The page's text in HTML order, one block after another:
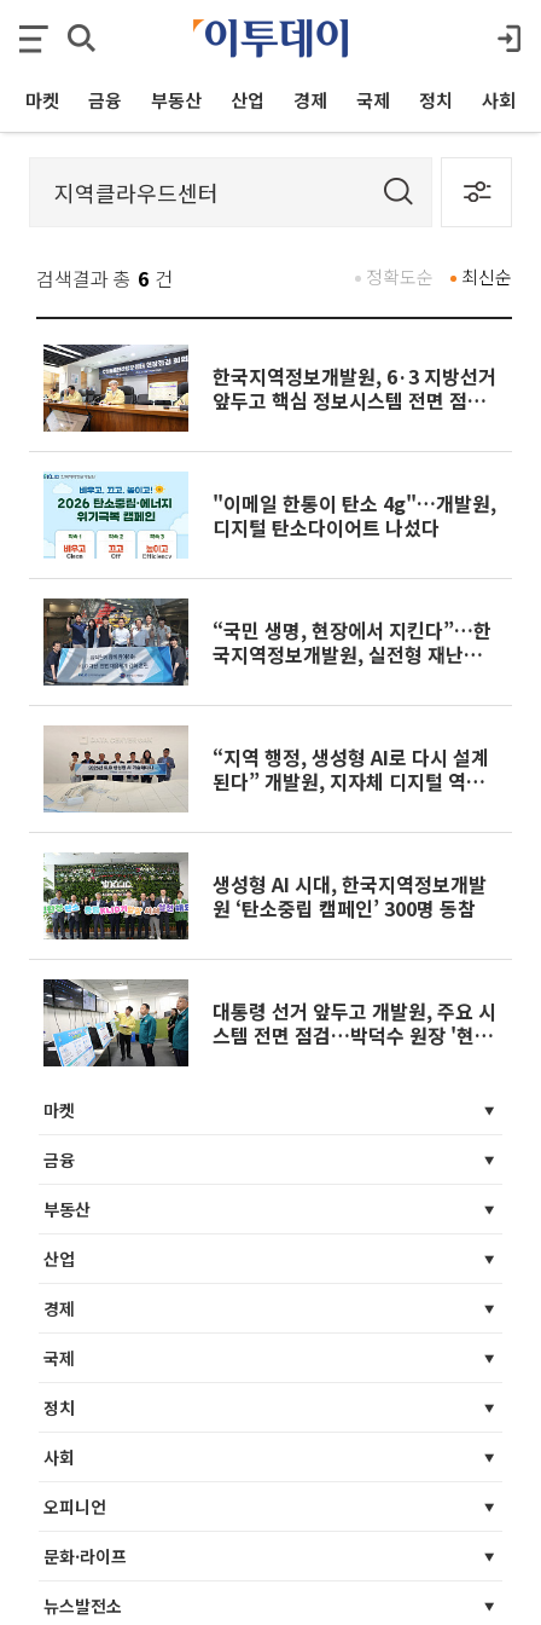
마켓 금융 부동산 산업 경제 국제 정치 사회
검색결과 총 6 건 최신순
정확도순
한국지역정보개발원, 6·3 지방선거
앞두고 핵심 정보시스템 전면 점
"이메일 한통이 탄소 4g"…개발원,
디지털 탄소다이어트 나섰다
“국민 생명, 현장에서 지킨다”…한
국지역정보개발원, 실전형 재난안전
“지역 행정, 생성형 AI로 다시 설계
된다” 개발원, 지자체 디지털 역량
생성형 AI 시대, 한국지역정보개발
원 ‘탄소중립 캠페인’ 300명 동참
대통령 선거 앞두고 개발원, 주요 시
스템 전면 점검…박덕수 원장 '현장
마켓
금융
부동산
산업
경제
국제
정치
사회
오피니언
문화·라이프
뉴스발전소